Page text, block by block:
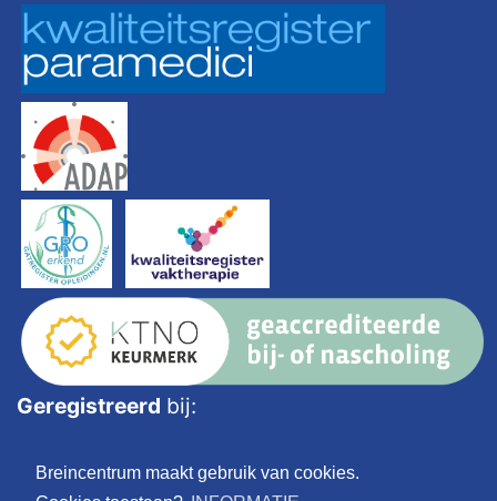
Breincentrum maakt gebruik van cookies.
Geregistreerd bij: